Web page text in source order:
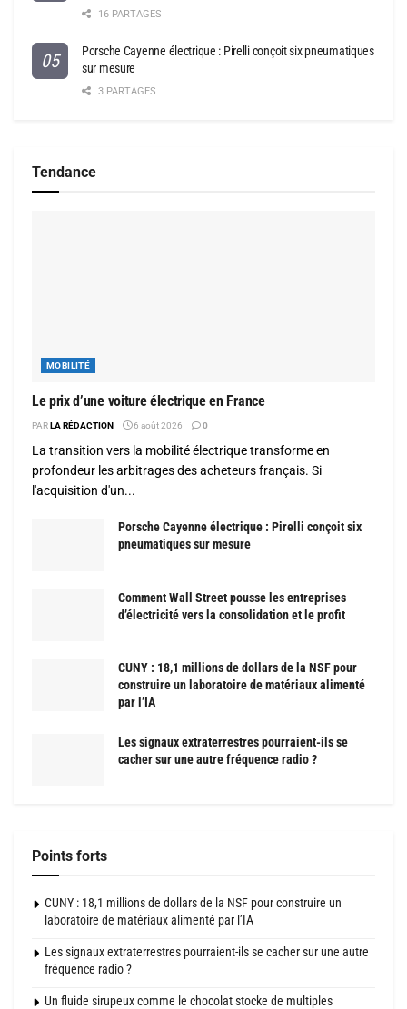
16 PARTAGES
Porsche Cayenne électrique : Pirelli conçoit six pneumatiques
sur mesure
3 PARTAGES
Tendance
MOBILITÉ
Le prix d’une voiture électrique en France
PAR LA RÉDACTION 6 août 2026 0
La transition vers la mobilité électrique transforme en
profondeur les arbitrages des acheteurs français. Si
l'acquisition d'un...
Porsche Cayenne électrique : Pirelli conçoit six
pneumatiques sur mesure
Comment Wall Street pousse les entreprises
d’électricité vers la consolidation et le profit
CUNY : 18,1 millions de dollars de la NSF pour
construire un laboratoire de matériaux alimenté
par l’IA
Les signaux extraterrestres pourraient-ils se
cacher sur une autre fréquence radio ?
Points forts
CUNY : 18,1 millions de dollars de la NSF pour construire un
laboratoire de matériaux alimenté par l’IA
Les signaux extraterrestres pourraient-ils se cacher sur une autre
fréquence radio ?
Un fluide sirupeux comme le chocolat stocke de multiples